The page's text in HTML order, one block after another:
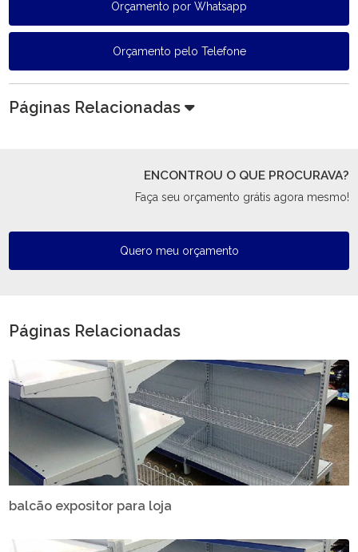
Orçamento por Whatsapp
Orçamento pelo Telefone
Páginas Relacionadas
ENCONTROU O QUE PROCURAVA?
Faça seu orçamento grátis agora mesmo!
Quero meu orçamento
Páginas Relacionadas
balcão expositor para loja